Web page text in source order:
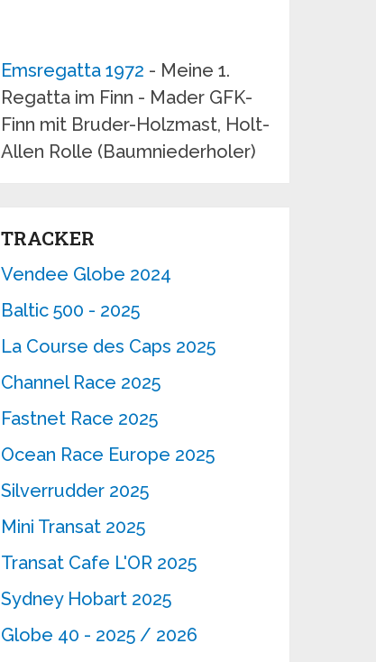
Emsregatta 1972 - Meine 1.
Regatta im Finn - Mader GFK-
Finn mit Bruder-Holzmast, Holt-
Allen Rolle (Baumniederholer)
TRACKER
Vendee Globe 2024
Baltic 500 - 2025
La Course des Caps 2025
Channel Race 2025
Fastnet Race 2025
Ocean Race Europe 2025
Silverrudder 2025
Mini Transat 2025
Transat Cafe L'OR 2025
Sydney Hobart 2025
Globe 40 - 2025 / 2026